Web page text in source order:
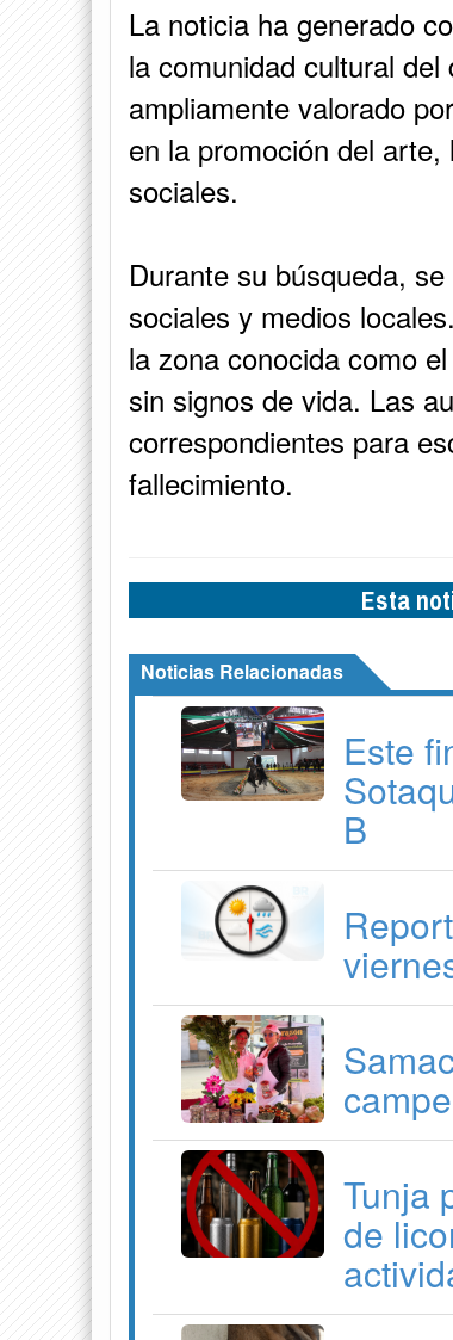
La noticia ha generado
la comunidad cultural
ampliamente valorado
en la promoción del
sociales.
Durante su búsqueda,
sociales y medios
la zona conocida como
sin signos de vida. Las
correspondientes para
fallecimiento.
Esta
Noticias Relacionadas
Este
B
Tunja
de